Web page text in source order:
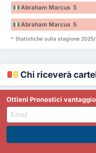
Abraham Marcus 5
Abraham Marcus 5
* Statistiche sulla stagione 2025/
Chi riceverà
Cartellini
ISCRIVITI A
Ottieni Pronostici